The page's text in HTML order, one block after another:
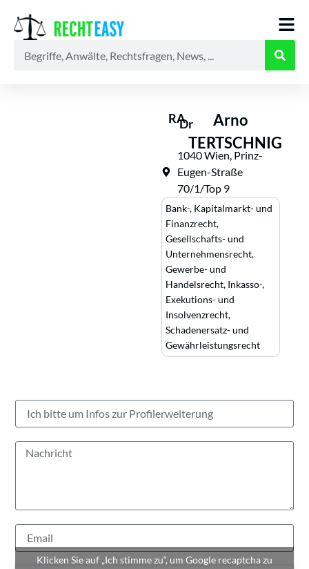
RADr
Arno
TERTSCHNIG
1040 Wien, Prinz-
Eugen-Straße
70/1/Top 9
Bank-, Kapitalmarkt- und
Finanzrecht,
Gesellschafts- und
Unternehmensrecht,
Gewerbe- und
Handelsrecht, Inkasso-,
Exekutions- und
Insolvenzrecht,
Schadenersatz- und
Gewährleistungsrecht
Klicken Sie auf „Ich stimme zu“, um Google recaptcha zu